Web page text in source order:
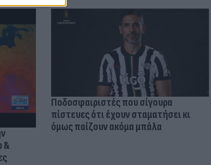
&
Ποδοσφαιριστές που σίγουρα
πίστευες ότι έχουν σταματήσει κι
όμως παίζουν ακόμα μπάλα